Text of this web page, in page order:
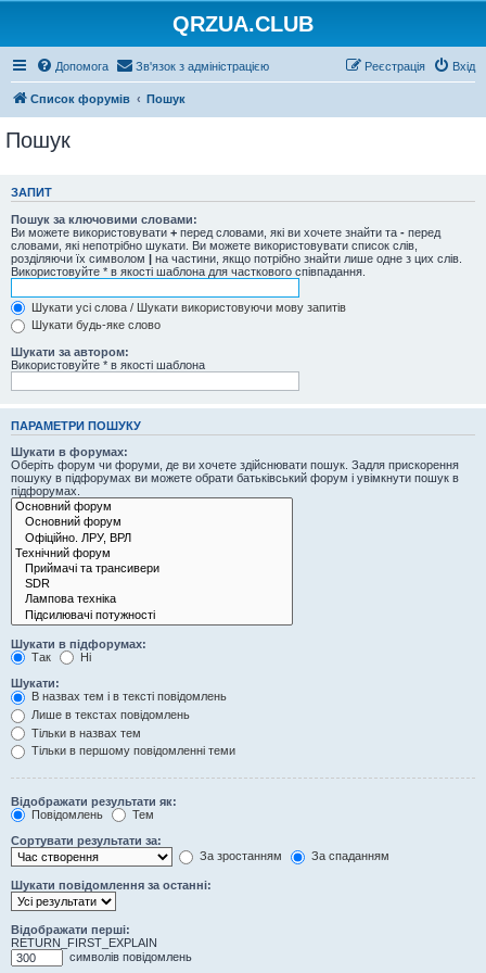
QRZUA.CLUB
Допомога Зв'язок з адміністрацією Вхід
Реєстрація
Список форумів Пошук
Пошук
ЗАПИТ
Пошук за ключовими словами:
Ви можете використовувати + перед словами, які ви хочете знайти та - перед
словами, які непотрібно шукати. Ви можете використовувати список слів,
розділяючи їх символом | на частини, якщо потрібно знайти лише одне з цих слів.
Використовуйте * в якості шаблона для часткового співпадання.
Шукати усі слова / Шукати використовуючи мову запитів
Шукати будь-яке слово
Шукати за автором:
Використовуйте * в якості шаблона
ПАРАМЕТРИ ПОШУКУ
Шукати в форумах:
Оберіть форум чи форуми, де ви хочете здійснювати пошук. Задля прискорення
пошуку в підфорумах ви можете обрати батьківський форум і увімкнути пошук в
підфорумах.
Шукати в підфорумах:
Так
Ні
Шукати:
В назвах тем і в тексті повідомлень
Лише в текстах повідомлень
Тільки в назвах тем
Тільки в першому повідомленні теми
Відображати результати як:
Повідомлень
Тем
Сортувати результати за:
За зростанням
За спаданням
Шукати повідомлення за останні:
Відображати перші:
RETURN_FIRST_EXPLAIN
символів повідомлень